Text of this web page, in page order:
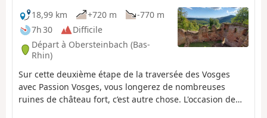
18,99 km
+720 m
-770 m
7h 30
Difficile
Départ à Obersteinbach (Bas-
Rhin)
Sur cette deuxième étape de la traversée des Vosges
avec Passion Vosges, vous longerez de nombreuses
ruines de château fort, c’est autre chose. L'occasion de